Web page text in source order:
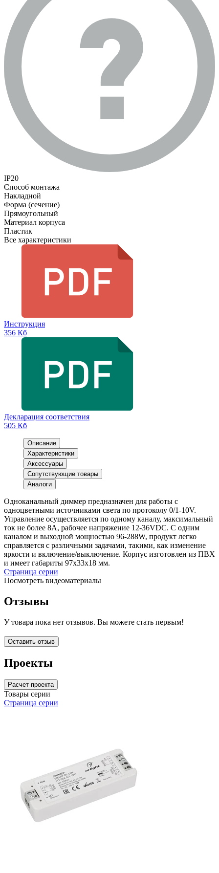
IP20
Способ монтажа
Накладной
Форма (сечение)
Прямоугольный
Материал корпуса
Пластик
Все характеристики
Инструкция
356 Кб
Декларация соответствия
505 Кб
Описание
Характеристики
Аксессуары
Сопутствующие товары
Аналоги
Одноканальный диммер предназначен для работы с
одноцветными источниками света по протоколу 0/1-10V.
Управление осуществляется по одному каналу, максимальный
ток не более 8А, рабочее напряжение 12-36VDC. С одним
каналом и выходной мощностью 96-288W, продукт легко
справляется с различными задачами, такими, как изменение
яркости и включение/выключение. Корпус изготовлен из ПВХ
и имеет габариты 97х33х18 мм.
Страница серии
Посмотреть видеоматериалы
Отзывы
У товара пока нет отзывов. Вы можете стать первым!
Оставить отзыв
Проекты
Расчет проекта
Товары серии
Страница серии